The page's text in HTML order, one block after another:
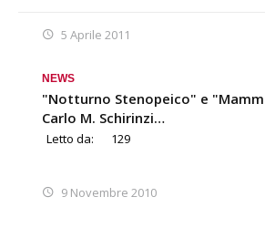
5 Aprile 2011
NEWS
"Notturno Stenopeico" e
Carlo M. Schirinzi…
Letto da: 129
9 Novembre 2010